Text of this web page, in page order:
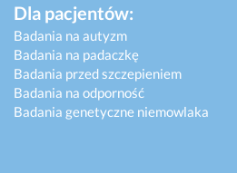
Dla pacjentów:
Badania na autyzm
Badania na padaczkę
Badania przed szczepieniem
Badania na odporność
Badania genetyczne niemowlaka